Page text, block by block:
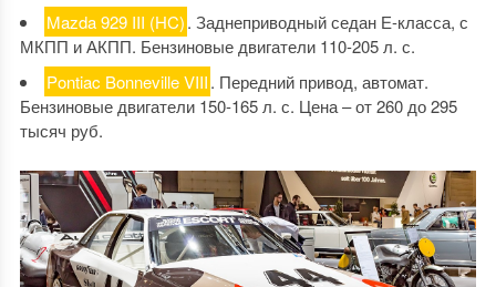
Mazda 929 III (HC). Заднеприводный седан Е-класса, с
МКПП и АКПП. Бензиновые двигатели 110-205 л. с.
Pontiac Bonneville VIII. Передний привод, автомат.
Бензиновые двигатели 150-165 л. с. Цена – от 260 до 295
тысяч руб.